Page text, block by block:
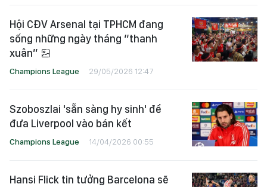
Hội CĐV Arsenal tại TPHCM đang
sống những ngày tháng “thanh
xuân”
Champions League 29/05/2026 12:47
Szoboszlai 'sẵn sàng hy sinh' để
đưa Liverpool vào bán kết
Champions League 14/04/2026 00:55
Hansi Flick tin tưởng Barcelona sẽ